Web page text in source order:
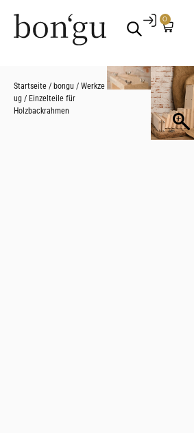
0
Startseite / bongu / Werkze
ug / Einzelteile für
Holzbackrahmen